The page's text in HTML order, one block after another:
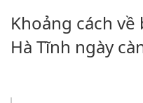
Khoảng cách
Hà Tĩnh ngày